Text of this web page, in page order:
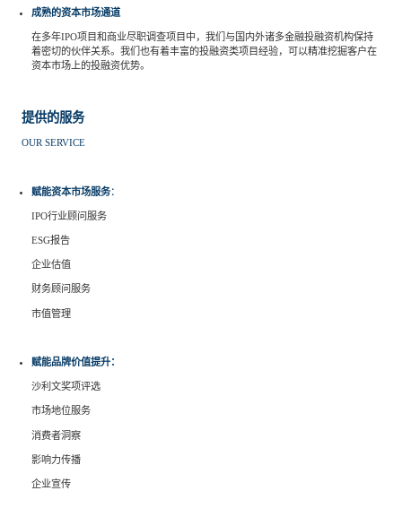
成熟的资本市场通道
在多年IPO项目和商业尽职调查项目中，我们与国内外诸多金融投融资机构保持
着密切的伙伴关系。我们也有着丰富的投融资类项目经验，可以精准挖掘客户在
资本市场上的投融资优势。
提供的服务
OUR SERVICE
赋能资本市场服务：
IPO行业顾问服务
ESG报告
企业估值
财务顾问服务
市值管理
赋能品牌价值提升：
沙利文奖项评选
市场地位服务
消费者洞察
影响力传播
企业宣传